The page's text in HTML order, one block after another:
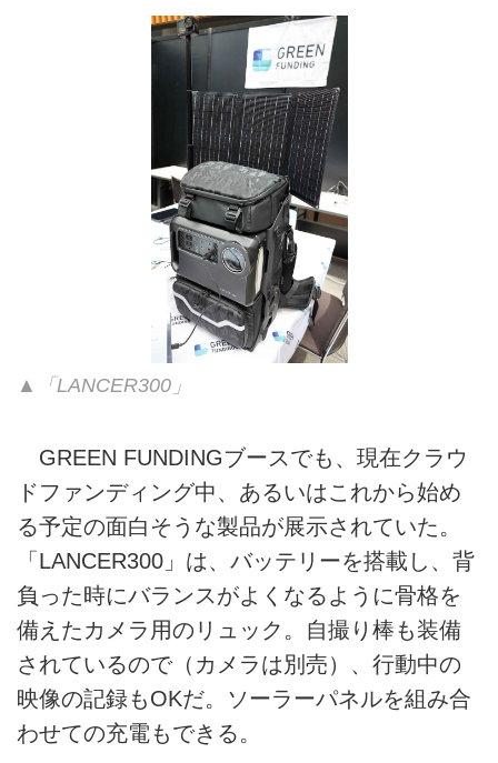
▲「LANCER300」
GREEN FUNDINGブースでも、現在クラウ
ドファンディング中、あるいはこれから始め
る予定の面白そうな製品が展示されていた。
「LANCER300」は、バッテリーを搭載し、背
負った時にバランスがよくなるように骨格を
備えたカメラ用のリュック。自撮り棒も装備
されているので（カメラは別売）、行動中の
映像の記録もOKだ。ソーラーパネルを組み合
わせての充電もできる。